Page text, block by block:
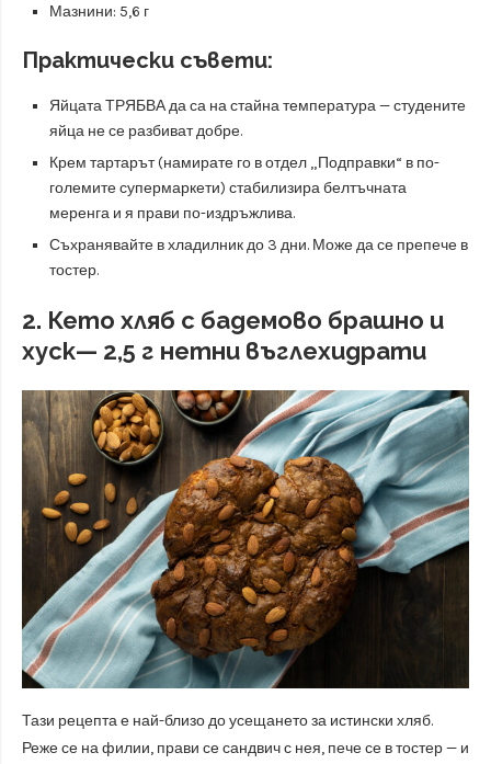
Мазнини: 5,6 г
Практически съвети:
Яйцата ТРЯБВА да са на стайна температура — студените
яйца не се разбиват добре.
Крем тартарът (намирате го в отдел „Подправки“ в по-
големите супермаркети) стабилизира белтъчната
меренга и я прави по-издръжлива.
Съхранявайте в хладилник до 3 дни. Може да се препече в
тостер.
2. Кето хляб с бадемово брашно и
хуск— 2,5 г нетни въглехидрати
Тази рецепта е най-близо до усещането за истински хляб.
Реже се на филии, прави се сандвич с нея, пече се в тостер — и